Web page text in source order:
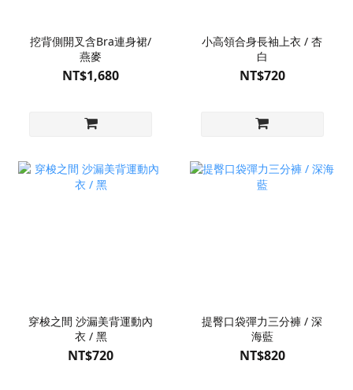
挖背側開叉含Bra連身裙/
燕麥
NT$1,680
小高領合身長袖上衣 / 杏
白
NT$720
穿梭之間 沙漏美背運動內
衣 / 黑
NT$720
提臀口袋彈力三分褲 / 深
海藍
NT$820